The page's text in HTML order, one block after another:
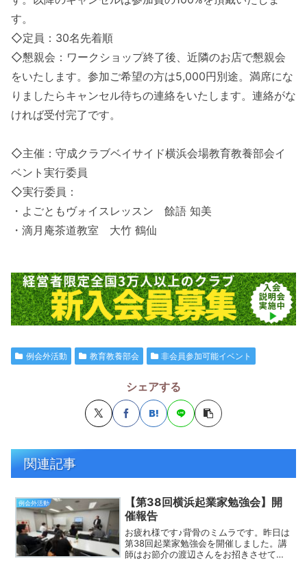
す。
◇定員：30名先着順
◇懇親会：ワークショップ終了後、近隣のお店で懇親会
をいたします。参加ご希望の方は5,000円別途。満席にな
りましたらキャンセル待ちの連絡をいたします。連絡がな
ければ受付完了です。
◇主催：守成クラブベイサイド横浜会場教育教養部会イ
ベント実行委員
◇実行委員：
・よごともヴォイスレッスン 餘語 知美
・滴月庵茶道教室 大竹 鶴仙
例会外活動 教育教養部会 非会員参加可能イベント
シェアする
関連記事
例会外活動
【第38回横浜起業家勉強会】開
催報告
お疲れ様です♪背骨のミムラです。昨日は
第38回起業家勉強会を開催しました。講
師はお節介の渡辺さんをお招きさせて頂